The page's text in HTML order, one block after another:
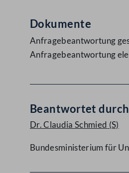
Dokumente
Anfragebeantwortung
Anfragebeantwortung
Beantwortet durch
Dr. Claudia Schmied (S)
Bundesministerium für